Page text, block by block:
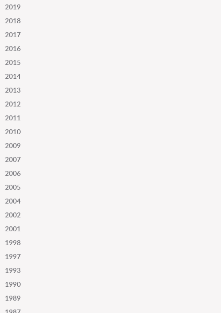
2019
2018
2017
2016
2015
2014
2013
2012
2011
2010
2009
2007
2006
2005
2004
2002
2001
1998
1997
1993
1990
1989